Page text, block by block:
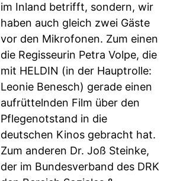
im Inland betrifft, sondern, wir
haben auch gleich zwei Gäste
vor den Mikrofonen. Zum einen
die Regisseurin Petra Volpe, die
mit HELDIN (in der Hauptrolle:
Leonie Benesch) gerade einen
aufrüttelnden Film über den
Pflegenotstand in die
deutschen Kinos gebracht hat.
Zum anderen Dr. Joß Steinke,
der im Bundesverband des DRK